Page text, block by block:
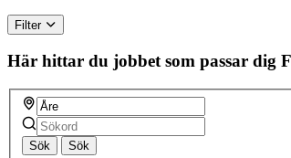
Filter
Här hittar du jobbet som passar dig
Sök Sök